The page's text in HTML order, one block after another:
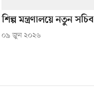
শিল্প মন্ত্রণালয়ে নতুন সচিব
০৯ জুন ২০২৬